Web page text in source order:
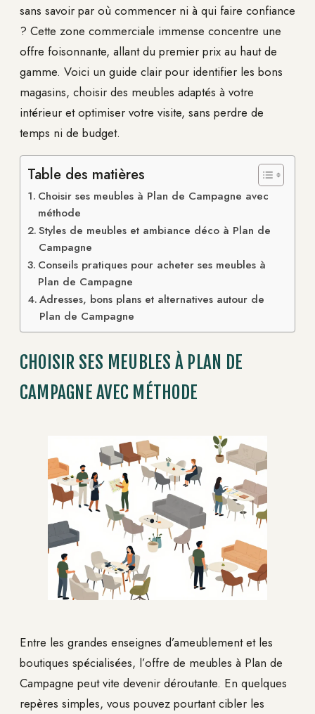
sans savoir par où commencer ni à qui faire confiance
? Cette zone commerciale immense concentre une
offre foisonnante, allant du premier prix au haut de
gamme. Voici un guide clair pour identifier les bons
magasins, choisir des meubles adaptés à votre
intérieur et optimiser votre visite, sans perdre de
temps ni de budget.
Table des matières
Choisir ses meubles à Plan de Campagne avec
méthode
Styles de meubles et ambiance déco à Plan de
Campagne
Conseils pratiques pour acheter ses meubles à
Plan de Campagne
Adresses, bons plans et alternatives autour de
Plan de Campagne
CHOISIR SES MEUBLES À PLAN DE
CAMPAGNE AVEC MÉTHODE
Entre les grandes enseignes d’ameublement et les
boutiques spécialisées, l’offre de meubles à Plan de
Campagne peut vite devenir déroutante. En quelques
repères simples, vous pouvez pourtant cibler les